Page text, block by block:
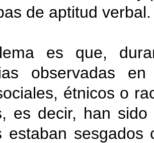
de aptitud verbal.
es que,
observadas
étnicos o
es decir, han
estaban sesgados